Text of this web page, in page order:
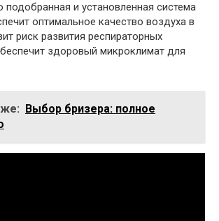
и установленная система
оптимальное качество воздуха в
риск развития респираторных
здоровый микроклимат для
Выбор бризера: полное